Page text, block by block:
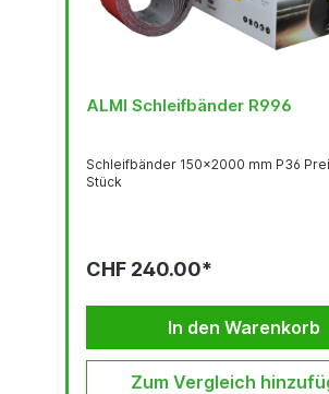
ALMI Schleifbänder R996
Schleifbänder 150x2000 mm P36 Preis per 5
Stück
CHF 240.00*
In den Warenkorb
Zum Vergleich